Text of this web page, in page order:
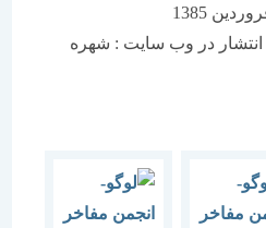
در وب سایت : شهره